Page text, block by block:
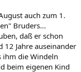
auch zum 1.
Bruders...
daß er schon
12 Jahre auseinander
ihm die Windeln
beim eigenen Kind